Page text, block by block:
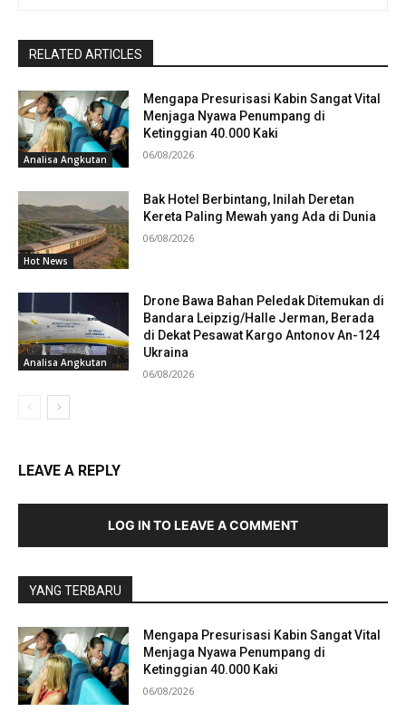
RELATED ARTICLES
Analisa Angkutan
Mengapa Presurisasi Kabin Sangat Vital
Menjaga Nyawa Penumpang di
Ketinggian 40.000 Kaki
06/08/2026
Hot News
Bak Hotel Berbintang, Inilah Deretan
Kereta Paling Mewah yang Ada di Dunia
06/08/2026
Analisa Angkutan
Drone Bawa Bahan Peledak Ditemukan di
Bandara Leipzig/Halle Jerman, Berada
di Dekat Pesawat Kargo Antonov An-124
Ukraina
06/08/2026
LEAVE A REPLY
LOG IN TO LEAVE A COMMENT
YANG TERBARU
Mengapa Presurisasi Kabin Sangat Vital
Menjaga Nyawa Penumpang di
Ketinggian 40.000 Kaki
06/08/2026